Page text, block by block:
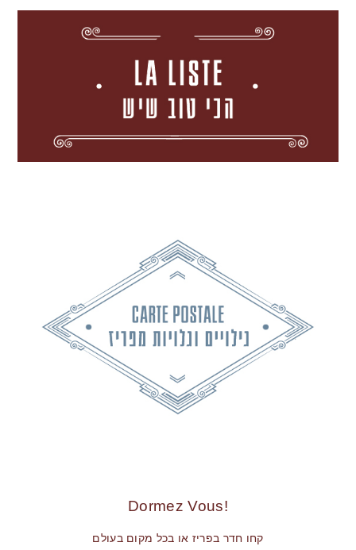
!Dormez Vous
קחו חדר בפריז או בכל מקום בעולם